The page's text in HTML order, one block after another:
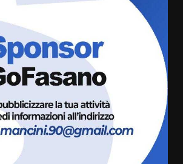
8 Agosto 2026 07:15
“I Contestatori: Musica di
Rivoluzione”: nuovo
appuntamento con “Fasano in
Banda”
7 Agosto 2026 06:05
US Fasano, Scianaro: “Profonda
amarezza per esclusione dal
campionato di calcio”
7 Agosto 2026 06:00